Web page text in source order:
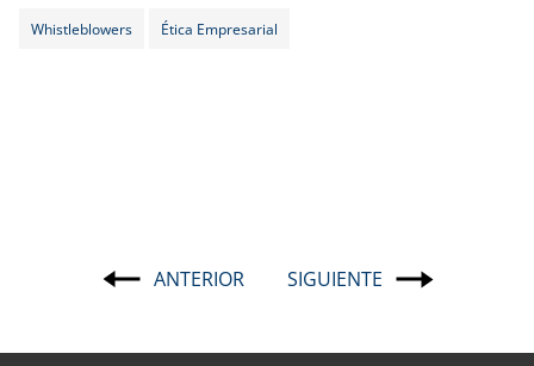
Whistleblowers Ética Empresarial
Navegación
ANTERIOR SIGUIENTE